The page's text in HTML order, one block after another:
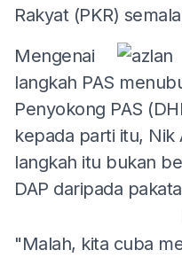
Rakyat (PKR)
Mengenai
langkah PAS
Penyokong PAS
kepada parti itu, Nik
langkah itu bukan
DAP daripada
"Malah, kita cuba